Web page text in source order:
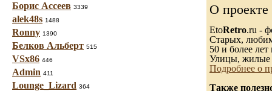
Борис Ассеев 3339
alek48s 1488
Ronny 1390
Белков Альберт 515
VSx86 446
Admin 411
Lounge_Lizard 364
О проекте
EtoRetro.ru -
Старых,
50 и более лет
Улицы, жилые
Подробнее о
Также